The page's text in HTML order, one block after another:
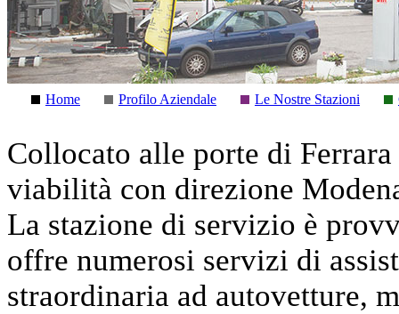
Home Profilo Aziendale Le Nostre Stazioni
Collocato alle porte di
viabilità con direzione
La stazione di servizio è
offre numerosi servizi di
straordinaria ad autovetture,